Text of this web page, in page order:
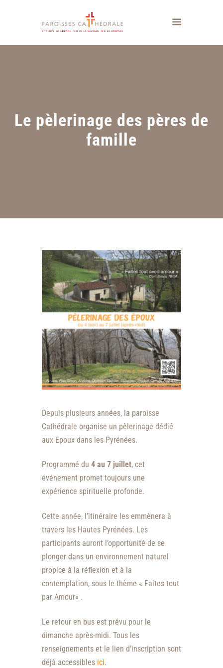
Le pèlerinage des pères de
famille
Depuis plusieurs années, la paroisse
Cathédrale organise un pèlerinage dédié
aux Epoux dans les Pyrénées.
Programmé du 4 au 7 juillet, cet
événement promet toujours une
expérience spirituelle profonde.
Cette année, l’itinéraire les emmènera à
travers les Hautes Pyrénées. Les
participants auront l’opportunité de se
plonger dans un environnement naturel
propice à la réflexion et à la
contemplation, sous le thème « Faites tout
par Amour« .
Le retour en bus est prévu pour le
dimanche après-midi. Tous les
renseignements et le lien d’inscription sont
déjà accessibles ici.